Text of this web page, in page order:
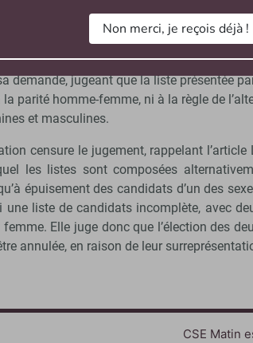
qualité de suppléant. Une candidate
saisit le Tribunal judiciaire afin de
règle de proportionnalité femmes-hommes.
demande, jugeant que la liste présentée
parité homme-femme, ni à la règle de
et masculines.
censure le jugement, rappelant l’article
les listes sont composées
épuisement des candidats d’un des
une liste de candidats incomplète, avec
Elle juge donc que l’élection des
annulée, en raison de leur
Non merci, je reçois déjà !
CSE Matin